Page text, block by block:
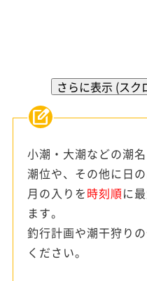
さらに表示 (スク
小潮・大潮などの潮
潮位や、その他に日
月の入りを時刻順に
ます。
釣行計画や潮干狩り
ください。